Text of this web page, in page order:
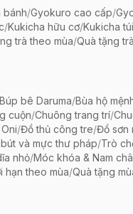
bánh/Gyokuro cao cấp/
/Kukicha hữu cơ/Kukicha
trà theo mùa/Quà tặng
Búp bê Daruma/Bùa hộ
cuộn/Chuông trang trí/
/Đồ thủ công tre/Đồ sơn
và mực thư pháp/Trò
nhỏ/Móc khóa & Nam
hạn theo mùa/Quà tặng